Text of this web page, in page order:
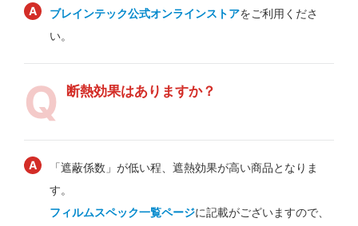
ブレインテック公式オンラインストアをご利用くださ
い。
断熱効果はありますか？
「遮蔽係数」が低い程、遮熱効果が高い商品となりま
す。
フィルムスペック一覧ページに記載がございますので、